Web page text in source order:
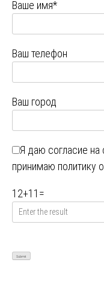
Ваше имя*
Ваш телефон
Ваш город
Я даю согласие
принимаю политику
12+11 =